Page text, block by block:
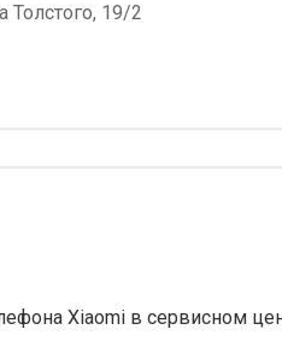
Толстого, 19/2
Xiaomi в сервисном